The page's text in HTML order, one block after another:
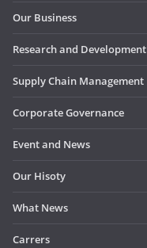
Our Business
Research and Development
Supply Chain Management
Corporate Governance
Event and News
Our Hisoty
What News
Carrers